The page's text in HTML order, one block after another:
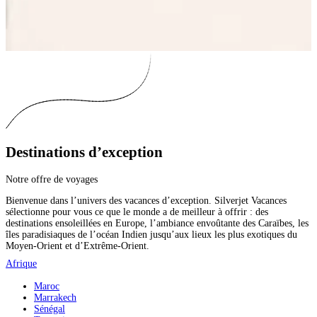
Destinations d’exception
Notre offre de voyages
Bienvenue dans l’univers des vacances d’exception. Silverjet Vacances
sélectionne pour vous ce que le monde a de meilleur à offrir : des
destinations ensoleillées en Europe, l’ambiance envoûtante des Caraïbes, les
îles paradisiaques de l’océan Indien jusqu’aux lieux les plus exotiques du
Moyen-Orient et d’Extrême-Orient.
Afrique
Maroc
Marrakech
Sénégal